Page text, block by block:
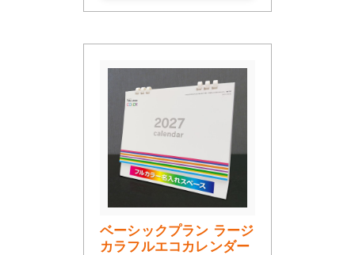
ベーシックプラン ラージ
カラフルエコカレンダー